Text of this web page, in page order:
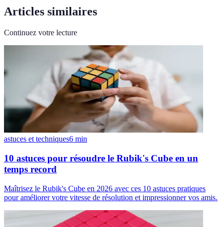
Articles similaires
Continuez votre lecture
astuces et techniques6 min
10 astuces pour résoudre le Rubik's Cube en un
temps record
Maîtrisez le Rubik's Cube en 2026 avec ces 10 astuces pratiques
pour améliorer votre vitesse de résolution et impressionner vos amis.